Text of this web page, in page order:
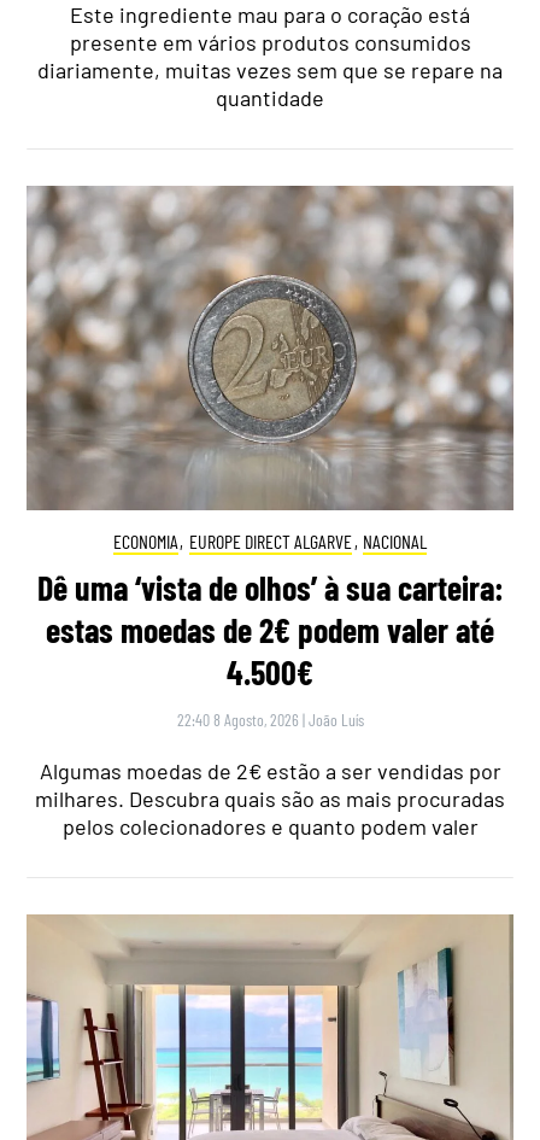
Este ingrediente mau para o coração está
presente em vários produtos consumidos
diariamente, muitas vezes sem que se repare na
quantidade
ECONOMIA, EUROPE DIRECT ALGARVE, NACIONAL
Dê uma ‘vista de olhos’ à sua carteira:
estas moedas de 2€ podem valer até
4.500€
22:40 8 Agosto, 2026 |João Luís
Algumas moedas de 2€ estão a ser vendidas por
milhares. Descubra quais são as mais procuradas
pelos colecionadores e quanto podem valer